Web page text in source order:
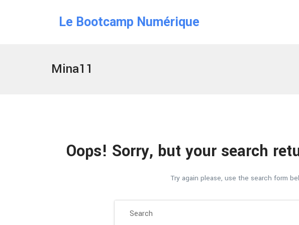
Le Bootcamp Numérique
Mina11
Oops! Sorry, but your search
Try again please, use the search form